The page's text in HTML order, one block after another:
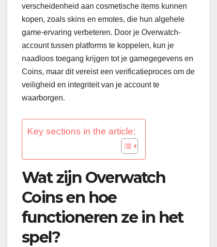
verscheidenheid aan cosmetische items kunnen
kopen, zoals skins en emotes, die hun algehele
game-ervaring verbeteren. Door je Overwatch-
account tussen platforms te koppelen, kun je
naadloos toegang krijgen tot je gamegegevens en
Coins, maar dit vereist een verificatieproces om de
veiligheid en integriteit van je account te
waarborgen.
Key sections in the article:
Wat zijn Overwatch
Coins en hoe
functioneren ze in het
spel?